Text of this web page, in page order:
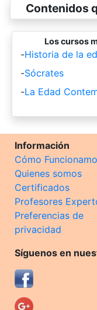
Contenidos
Los cursos
-Historia de la
-Sócrates
-La Edad
Información
Cómo
Quienes somos
Certificados
Profesores
Preferencias de
privacidad
Síguenos en